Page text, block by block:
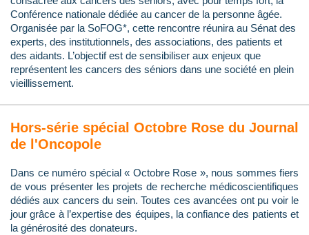
Conférence nationale dédiée au cancer de la personne âgée.
Organisée par la SoFOG*, cette rencontre réunira au Sénat des
experts, des institutionnels, des associations, des patients et
des aidants. L’objectif est de sensibiliser aux enjeux que
représentent les cancers des séniors dans une société en plein
vieillissement.
Hors-série spécial Octobre Rose du Journal
de l'Oncopole
Dans ce numéro spécial « Octobre Rose », nous sommes fiers
de vous présenter les projets de recherche médicoscientifiques
dédiés aux cancers du sein. Toutes ces avancées ont pu voir le
jour grâce à l’expertise des équipes, la confiance des patients et
la générosité des donateurs.